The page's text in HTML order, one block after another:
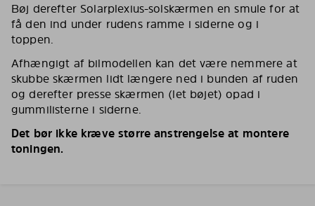
Bøj derefter Solarplexius-solskærmen en smule for at
få den ind under rudens ramme i siderne og i
toppen.
Afhængigt af bilmodellen kan det være nemmere at
skubbe skærmen lidt længere ned i bunden af ruden
og derefter presse skærmen (let bøjet) opad i
gummilisterne i siderne.
Det bør ikke kræve større anstrengelse at montere
toningen.